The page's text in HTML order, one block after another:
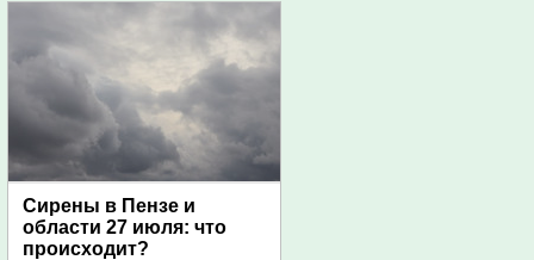
Сирены в Пензе и
области 27 июля: что
происходит?